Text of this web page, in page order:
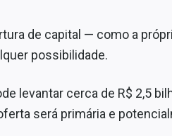
de capital — como a
possibilidade.
levantar cerca de R$ 2,5
será primária e